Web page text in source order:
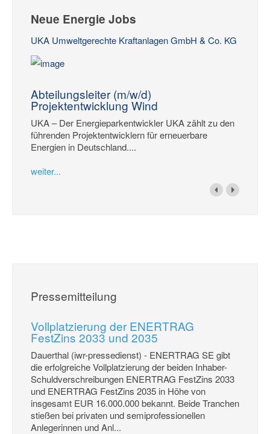
Neue Energie Jobs
UKA Umweltgerechte Kraftanlagen GmbH & Co. KG
Abteilungsleiter (m/w/d)
Projektentwicklung Wind
UKA – Der Energieparkentwickler UKA zählt zu den
führenden Projektentwicklern für erneuerbare
Energien in Deutschland....
weiter...
Pressemitteilung
Vollplatzierung der ENERTRAG
FestZins 2033 und 2035
Dauerthal (iwr-pressedienst) - ENERTRAG SE gibt
die erfolgreiche Vollplatzierung der beiden Inhaber-
Schuldverschreibungen ENERTRAG FestZins 2033
und ENERTRAG FestZins 2035 in Höhe von
insgesamt EUR 16.000.000 bekannt. Beide Tranchen
stießen bei privaten und semiprofessionellen
Anlegerinnen und Anl...